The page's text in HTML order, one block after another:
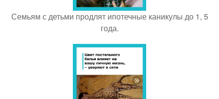
Семьям с детьми продлят ипотечные каникулы до 1, 5
года.